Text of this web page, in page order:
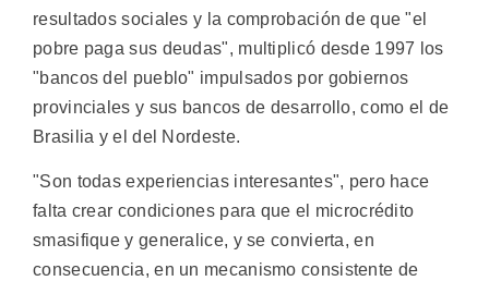
resultados sociales y la comprobación de que "el
pobre paga sus deudas", multiplicó desde 1997 los
"bancos del pueblo" impulsados por gobiernos
provinciales y sus bancos de desarrollo, como el de
Brasilia y el del Nordeste.
"Son todas experiencias interesantes", pero hace
falta crear condiciones para que el microcrédito
smasifique y generalice, y se convierta, en
consecuencia, en un mecanismo consistente de